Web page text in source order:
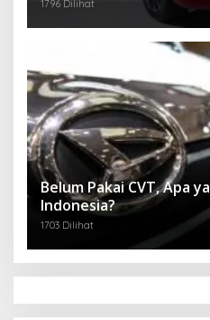
1796 Dilihat
Belum Pakai CVT, Apa
Indonesia?
1703 Dilihat